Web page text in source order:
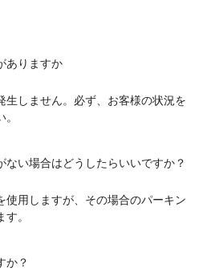
ありますか
生しません。必ず、お客様の状況を
い場合はどうしたらいいですか？
使用しますが、その場合のパーキン
。
か？